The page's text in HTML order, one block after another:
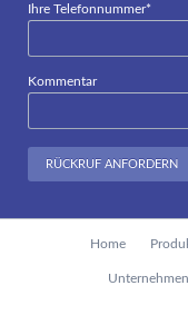
Pflichtfeld
Ihre Telefonnummer*
Kommentar
RÜCKRUF ANFORDERN
Home
Unternehmen